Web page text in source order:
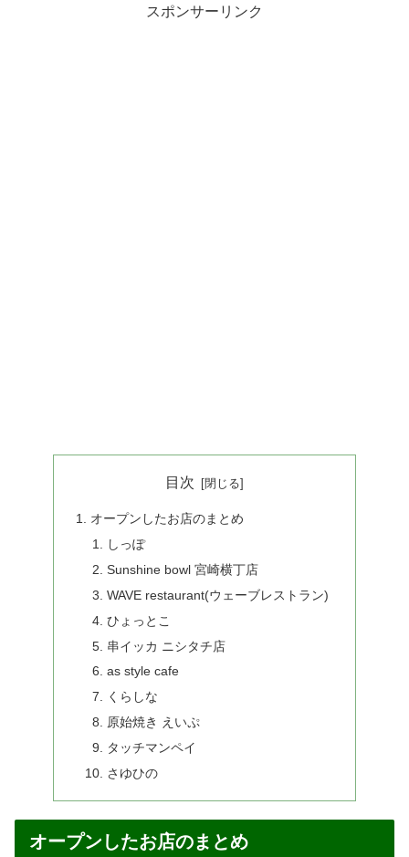
スポンサーリンク
目次
オープンしたお店のまとめ
しっぽ
Sunshine bowl 宮崎横丁店
WAVE restaurant(ウェーブレストラン)
ひょっとこ
串イッカ ニシタチ店
as style cafe
くらしな
原始焼き えいぷ
タッチマンペイ
さゆひの
オープンしたお店のまとめ